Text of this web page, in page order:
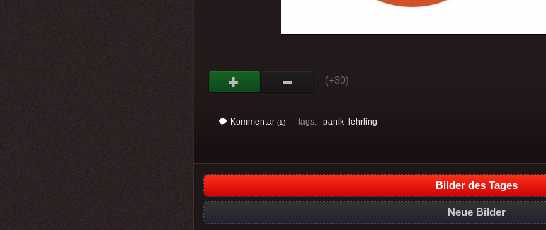
(+30)
Kommentar (1) tags: panik lehrling
Bilder des Tages
Neue Bilder